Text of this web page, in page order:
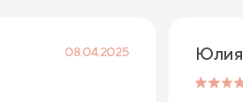
08.04.2025 Юлия